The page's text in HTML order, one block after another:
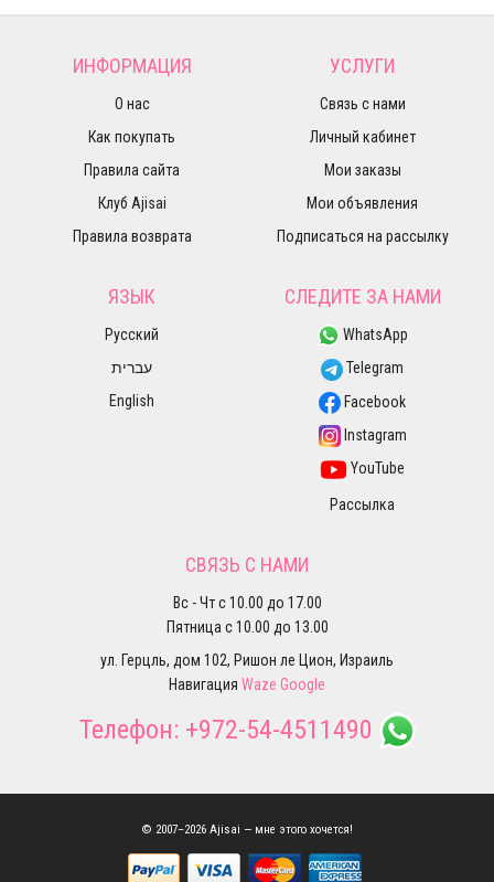
ИНФОРМАЦИЯ
О нас
Как покупать
Правила сайта
Клуб Ajisai
Правила возврата
УСЛУГИ
Связь с нами
Личный кабинет
Мои заказы
Мои объявления
Подписаться на рассылку
ЯЗЫК
Русский
עברית
English
СЛЕДИТЕ ЗА НАМИ
WhatsApp
Telegram
Facebook
Instagram
YouTube
Рассылка
СВЯЗЬ С НАМИ
Вс - Чт с 10.00 до 17.00
Пятница с 10.00 до 13.00
ул. Герцль, дом 102, Ришон ле Цион, Израиль
Навигация Waze Google
Телефон: +972-54-4511490
© 2007–2026 Ajisai — мне этого хочется!